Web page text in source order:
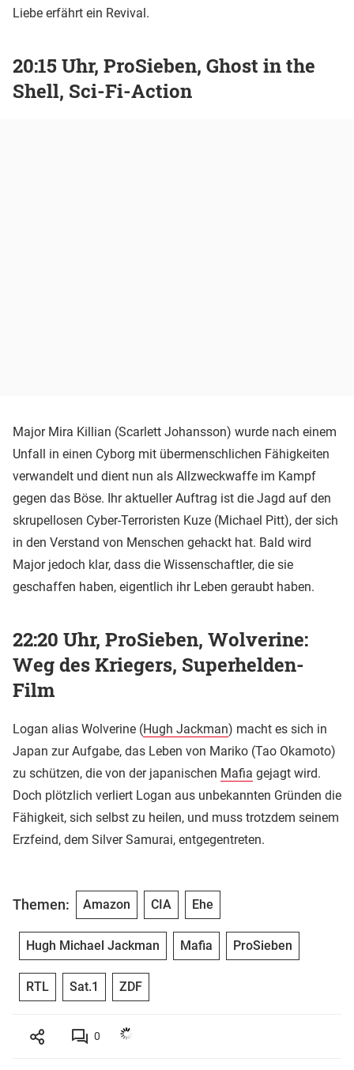
Liebe erfährt ein Revival.
20:15 Uhr, ProSieben, Ghost in the
Shell, Sci-Fi-Action
Major Mira Killian (Scarlett Johansson) wurde nach einem
Unfall in einen Cyborg mit übermenschlichen Fähigkeiten
verwandelt und dient nun als Allzweckwaffe im Kampf
gegen das Böse. Ihr aktueller Auftrag ist die Jagd auf den
skrupellosen Cyber-Terroristen Kuze (Michael Pitt), der sich
in den Verstand von Menschen gehackt hat. Bald wird
Major jedoch klar, dass die Wissenschaftler, die sie
geschaffen haben, eigentlich ihr Leben geraubt haben.
22:20 Uhr, ProSieben, Wolverine:
Weg des Kriegers, Superhelden-
Film
Logan alias Wolverine (Hugh Jackman) macht es sich in
Japan zur Aufgabe, das Leben von Mariko (Tao Okamoto)
zu schützen, die von der japanischen Mafia gejagt wird.
Doch plötzlich verliert Logan aus unbekannten Gründen die
Fähigkeit, sich selbst zu heilen, und muss trotzdem seinem
Erzfeind, dem Silver Samurai, entgegentreten.
Themen: Amazon CIA Ehe
Hugh Michael Jackman Mafia ProSieben
RTL Sat.1 ZDF
0